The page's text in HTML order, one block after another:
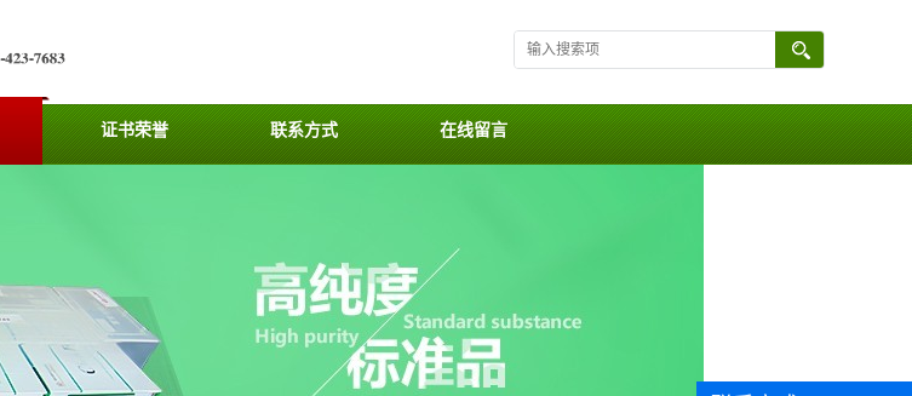
证书荣誉 联系方式 在线留言